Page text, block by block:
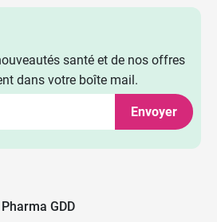
2,39 €
santé et de nos offres
dans votre boîte mail.
Envoyer
Pharma GDD